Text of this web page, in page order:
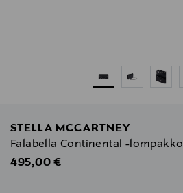
STELLA MCCARTNEY
Falabella Continental -lompakko
Original Price
495,00 €